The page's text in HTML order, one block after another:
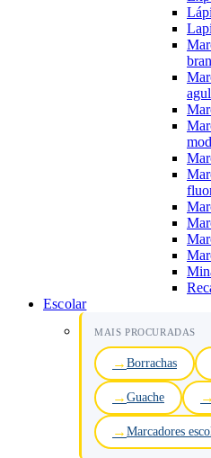
Escolar
MAIS PROCURADAS
Borrachas
Guache
Marcadores